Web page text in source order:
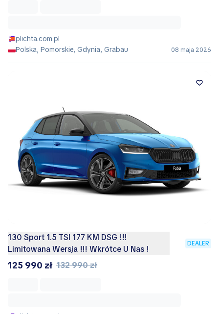
plichta.com.pl
Polska, Pomorskie, Gdynia, Grabau
08 maja 2026
130 Sport 1.5 TSI 177 KM DSG !!!
Limitowana Wersja !!! Wkrótce U Nas !
DEALER
125 990 zł 132 990 zł